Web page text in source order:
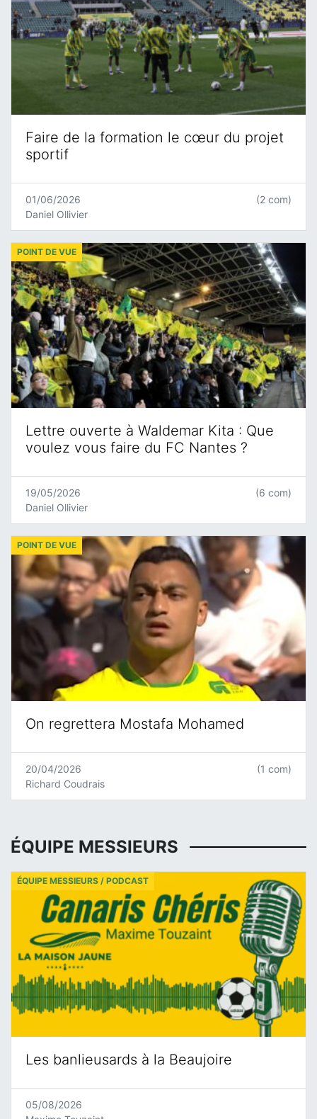
Faire de la formation le cœur du projet
sportif
01/06/2026
Daniel Ollivier
(2 com)
Lettre ouverte à Waldemar Kita : Que
voulez vous faire du FC Nantes ?
POINT DE VUE
19/05/2026
Daniel Ollivier
(6 com)
On regrettera Mostafa Mohamed
POINT DE VUE
20/04/2026
Richard Coudrais
(1 com)
ÉQUIPE MESSIEURS
Les banlieusards à la Beaujoire
ÉQUIPE MESSIEURS / PODCAST
05/08/2026